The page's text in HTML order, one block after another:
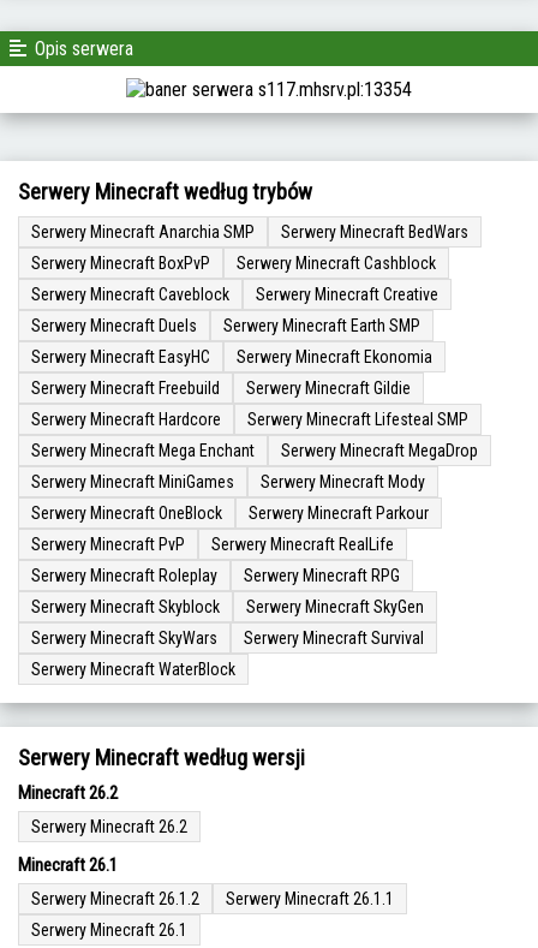
Opis serwera
Serwery Minecraft według trybów
Serwery Minecraft Anarchia SMP
Serwery Minecraft BedWars
Serwery Minecraft BoxPvP
Serwery Minecraft Cashblock
Serwery Minecraft Caveblock
Serwery Minecraft Creative
Serwery Minecraft Duels
Serwery Minecraft Earth SMP
Serwery Minecraft EasyHC
Serwery Minecraft Ekonomia
Serwery Minecraft Freebuild
Serwery Minecraft Gildie
Serwery Minecraft Hardcore
Serwery Minecraft Lifesteal SMP
Serwery Minecraft Mega Enchant
Serwery Minecraft MegaDrop
Serwery Minecraft MiniGames
Serwery Minecraft Mody
Serwery Minecraft OneBlock
Serwery Minecraft Parkour
Serwery Minecraft PvP
Serwery Minecraft RealLife
Serwery Minecraft Roleplay
Serwery Minecraft RPG
Serwery Minecraft Skyblock
Serwery Minecraft SkyGen
Serwery Minecraft SkyWars
Serwery Minecraft Survival
Serwery Minecraft WaterBlock
Serwery Minecraft według wersji
Minecraft 26.2
Serwery Minecraft 26.2
Minecraft 26.1
Serwery Minecraft 26.1.2
Serwery Minecraft 26.1.1
Serwery Minecraft 26.1